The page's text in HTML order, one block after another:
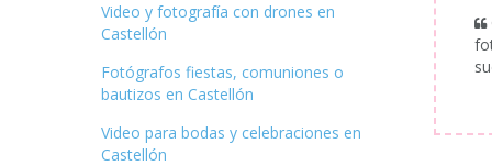
Video y fotografía con drones en
Castellón
Fotógrafos fiestas, comuniones o
bautizos en Castellón
Video para bodas y celebraciones en
Castellón